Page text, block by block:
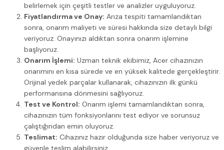
belirlemek için çeşitli testler ve analizler uyguluyoruz.
Fiyatlandırma ve Onay: Arıza tespiti tamamlandıktan
sonra, onarım maliyeti ve süresi hakkında size detaylı bilgi
veriyoruz. Onayınızı aldıktan sonra onarım işlemine
başlıyoruz.
Onarım İşlemi: Uzman teknik ekibimiz, Acer cihazınızın
onarımını en kısa sürede ve en yüksek kalitede gerçekleştirir.
Orijinal yedek parçalar kullanarak, cihazınızın ilk günkü
performansına dönmesini sağlıyoruz.
Test ve Kontrol: Onarım işlemi tamamlandıktan sonra,
cihazınızın tüm fonksiyonlarını test ediyor ve sorunsuz
çalıştığından emin oluyoruz.
Teslimat: Cihazınız hazır olduğunda size haber veriyoruz ve
güvenle teslim alabilirsiniz.